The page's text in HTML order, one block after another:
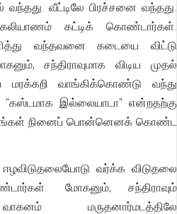
வந்தது. வீட்டிலே பிரச்சனை வந்தது.
கட்டிக் கொண்டார்கள்.
வந்தவனை கடையை விட்டு
சந்திராவுமாக விடிய முதல்
வாங்கிக்கொண்டு வந்து
"கஸ்டமாக இல்லையாடா" என்றதற்கு
நினைப் பொன்னெனக் கொண்ட
வர்க்க விடுதலை
மோகனும், சந்திராவும்
மருதனார்மடத்திலே